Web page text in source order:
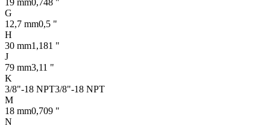
19 mm0,748 "
G
12,7 mm0,5 "
H
30 mm1,181 "
J
79 mm3,11 "
K
3/8"-18 NPT3/8"-18 NPT
M
18 mm0,709 "
N